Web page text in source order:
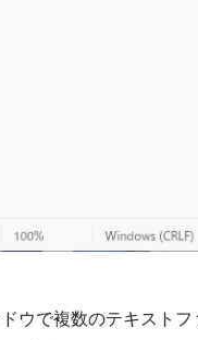
ウで複数のテキスト